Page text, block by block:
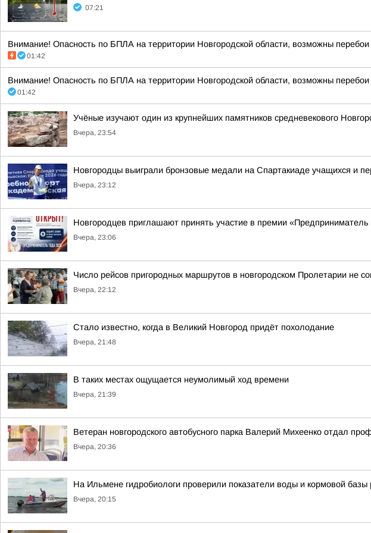
07:21
Внимание! Опасность по БПЛА на территории Новгородской области, возможны
01:42
Внимание! Опасность по БПЛА на территории Новгородской области, возможны
01:42
Учёные изучают один из крупнейших памятников средневекового
Вчера, 23:54
Новгородцы выиграли бронзовые медали на Спартакиаде учащихся и
Вчера, 23:12
Новгородцев приглашают принять участие в премии «Предприниматель
Вчера, 23:06
Число рейсов пригородных маршрутов в новгородском Пролетарии не
Вчера, 22:12
Стало известно, когда в Великий Новгород придёт похолодание
Вчера, 21:48
В таких местах ощущается неумолимый ход времени
Вчера, 21:39
Ветеран новгородского автобусного парка Валерий Михеенко отдал
Вчера, 20:36
На Ильмене гидробиологи проверили показатели воды и кормовой базы
Вчера, 20:15